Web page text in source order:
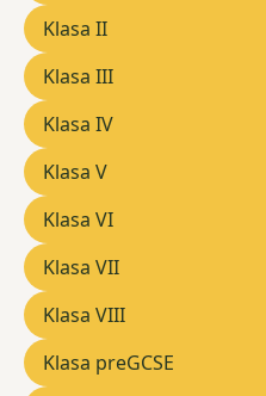
Klasa II
Klasa III
Klasa IV
Klasa V
Klasa VI
Klasa VII
Klasa VIII
Klasa preGCSE